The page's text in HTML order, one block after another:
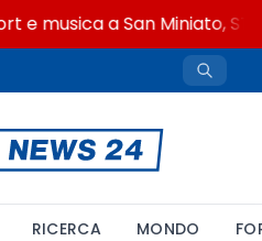
e musica a San Miniato,
RICERCA MONDO